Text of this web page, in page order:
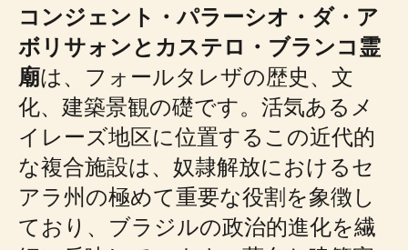
コンジェント・パラーシオ・ダ・ア
ボリサォンとカステロ・ブランコ霊
廟は、フォールタレザの歴史、文
化、建築景観の礎です。活気あるメ
イレーズ地区に位置するこの近代的
な複合施設は、奴隷解放におけるセ
アラ州の極めて重要な役割を象徴し
ており、ブラジルの政治的進化を繊